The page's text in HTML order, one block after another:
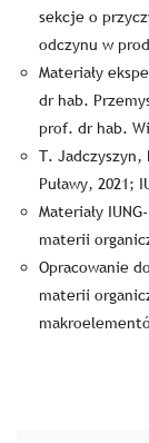
sekcje o
odczynu w
Materiały
dr hab.
prof. dr hab.
T. Jadczyszyn,
Puławy, 2021;
Materiały
materii
Opracowanie
materii